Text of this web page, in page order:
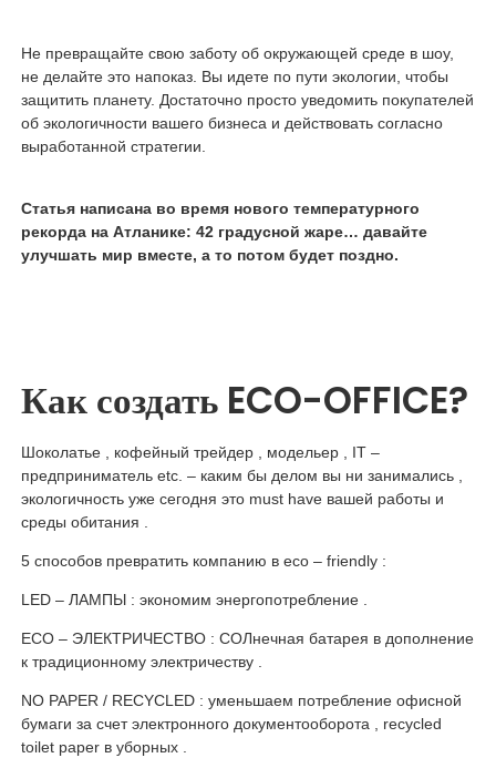
Не превращайте свою заботу об окружающей среде в шоу,
не делайте это напоказ. Вы идете по пути экологии, чтобы
защитить планету. Достаточно просто уведомить покупателей
об экологичности вашего бизнеса и действовать согласно
выработанной стратегии.
Статья написана во время нового температурного
рекорда на Атланике: 42 градусной жаре… давайте
улучшать мир вместе, а то потом будет поздно.
Как создать ECO-OFFICE?
Шоколатье , кофейный трейдер , модельер , IT –
предприниматель etc. – каким бы делом вы ни занимались ,
экологичность уже сегодня это must have вашей работы и
среды обитания .
5 способов превратить компанию в есо – friendly :
LED – ЛАМПЫ : экономим энергопотребление .
ЕСО – ЭЛЕКТРИЧЕСТВО : СОЛнечная батарея в дополнение
к традиционному электричеству .
NO PAPER / RECYCLED : уменьшаем потребление офисной
бумаги за счет электронного документооборота , recycled
toilet paper в уборных .